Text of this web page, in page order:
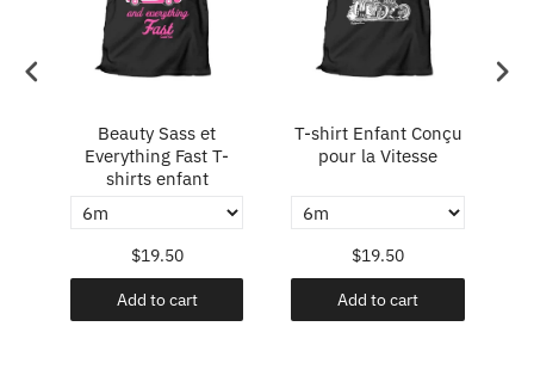
Beauty Sass et
Everything Fast T-
shirts enfant
$19.50
Add to cart
T-shirt Enfant Conçu
pour la Vitesse
$19.50
Add to cart